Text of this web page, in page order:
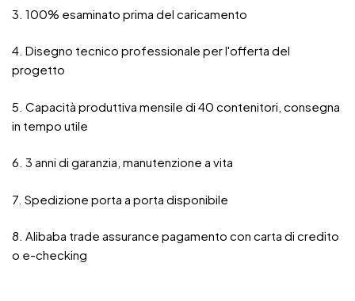
3. 100% esaminato prima del caricamento
4. Disegno tecnico professionale per l'offerta del
progetto
5. Capacità produttiva mensile di 40 contenitori, consegna
in tempo utile
6. 3 anni di garanzia, manutenzione a vita
7. Spedizione porta a porta disponibile
8. Alibaba trade assurance pagamento con carta di credito
o e-checking